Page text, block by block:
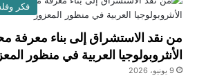
فكر
من نقد الاستشراق إلى بناء معرفة
الأنثروبولوجيا العربية في منظور
9 يونيو، 2026